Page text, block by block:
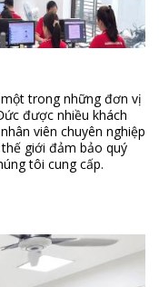
trong những đơn vị
được nhiều khách
viên chuyên nghiệp
giới đảm bảo quý
tôi cung cấp.